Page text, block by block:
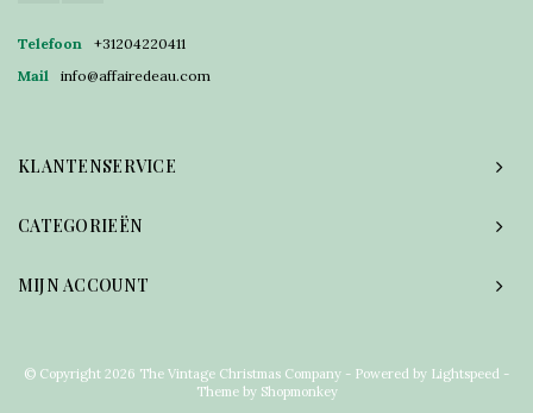
Telefoon
+31204220411
Mail
info@affairedeau.com
KLANTENSERVICE
CATEGORIEËN
MIJN ACCOUNT
© Copyright 2026 The Vintage Christmas Company - Powered by Lightspeed -
Theme by Shopmonkey